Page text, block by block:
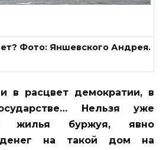
Фото: Яншевского Андрея.
в расцвет демократии, в
Нельзя уже
жилья буржуя, явно
денег на такой дом на